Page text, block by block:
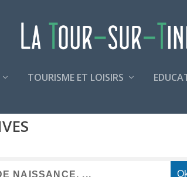
TOURISME ET LOISIRS